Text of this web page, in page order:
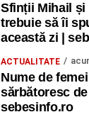
Sfinții Mihail și
trebuie să îi
această zi |
ACTUALITATE
Nume de
sărbătoresc de
sebesinfo.ro